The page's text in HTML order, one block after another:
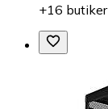
+16 butiker